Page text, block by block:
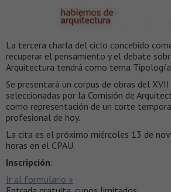
La tercera charla del ciclo concebido
recuperar el pensamiento y el debate
Arquitectura tendrá como tema
Se presentará un corpus de obras del XVII
seleccionadas por la Comisión de
como representación de un corte
profesional de hoy.
La cita es el próximo miércoles 13 de
horas en el CPAU.
Inscripción:
Ir al formulario »